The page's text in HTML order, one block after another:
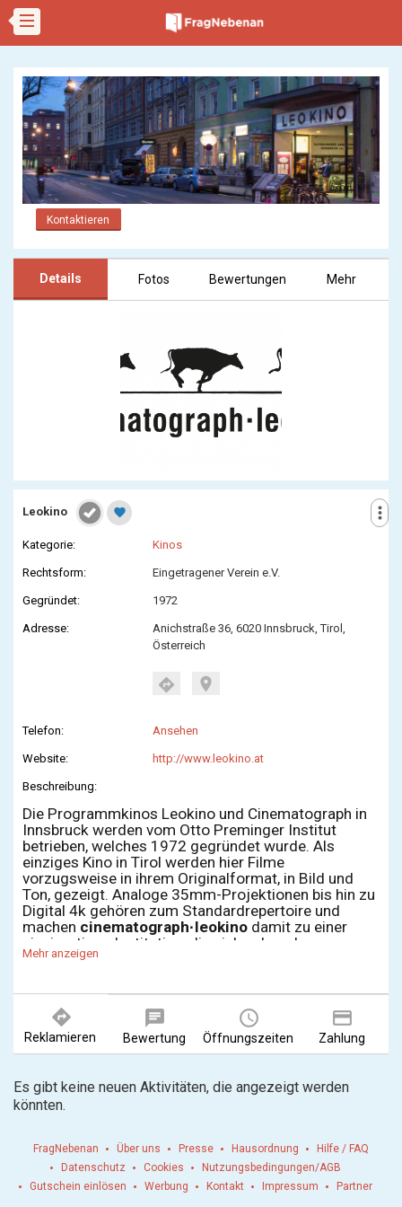
Kontaktieren
Details Fotos Bewertungen Mehr
more_vert
Leokino favorite
Kategorie: Kinos
Rechtsform: Eingetragener Verein e.V.
Gegründet: 1972
Adresse:
Anichstraße 36, 6020 Innsbruck, Tirol,
Österreich
directions location_on
Telefon: Ansehen
Website: http://www.leokino.at
Beschreibung:
Die Programmkinos Leokino und Cinematograph in
Innsbruck werden vom Otto Preminger Institut
betrieben, welches 1972 gegründet wurde. Als
einziges Kino in Tirol werden hier Filme
vorzugsweise in ihrem Originalformat, in Bild und
Ton, gezeigt. Analoge 35mm-Projektionen bis hin zu
Digital 4k gehören zum Standardrepertoire und
machen cinematograph·leokino damit zu einer
einzigartigen Institution, die sich neben dem
Kinobetrieb auch als Ort der Begegnung und des
Zahlreiche Filmfestivals, darunter das Internationale
Film Festival Innsbruck (IFFI) und das Open Air Kino
im Zeughaus gehören zu den Fixpunkten im
Jahresprogramm. Zum Otto Preminger Institut
welcher die Sichtbarkeit von Arthouse Filmen,
insbesondere aus dem Süden und Osten, fördert.
Mehr anzeigen
directions
Reklamieren
chat
Bewertung
query_builder
Öffnungszeiten
payment
Zahlung
Es gibt keine neuen Aktivitäten, die angezeigt werden
könnten.
FragNebenan Über uns Presse Hausordnung
Hilfe / FAQ
Datenschutz
Cookies
Nutzungsbedingungen/AGB
Gutschein einlösen
Werbung Kontakt Impressum Partner